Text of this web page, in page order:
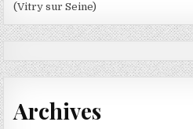
(Vitry sur Seine)
Archives